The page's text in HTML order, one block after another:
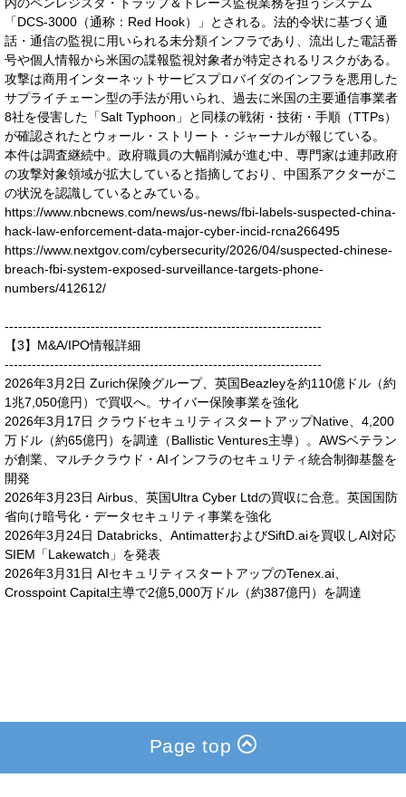
内のペンレジスタ・トラップ＆トレース監視業務を担うシステム
「DCS-3000（通称：Red Hook）」とされる。法的令状に基づく通
話・通信の監視に用いられる未分類インフラであり、流出した電話番
号や個人情報から米国の諜報監視対象者が特定されるリスクがある。
攻撃は商用インターネットサービスプロバイダのインフラを悪用した
サプライチェーン型の手法が用いられ、過去に米国の主要通信事業者
8社を侵害した「Salt Typhoon」と同様の戦術・技術・手順（TTPs）
が確認されたとウォール・ストリート・ジャーナルが報じている。
本件は調査継続中。政府職員の大幅削減が進む中、専門家は連邦政府
の攻撃対象領域が拡大していると指摘しており、中国系アクターがこ
の状況を認識しているとみている。
https://www.nbcnews.com/news/us-news/fbi-labels-suspected-china-
hack-law-enforcement-data-major-cyber-incid-rcna266495
https://www.nextgov.com/cybersecurity/2026/04/suspected-chinese-
breach-fbi-system-exposed-surveillance-targets-phone-
numbers/412612/
----------------------------------------------------------------------
【3】M&A/IPO情報詳細
----------------------------------------------------------------------
2026年3月2日 Zurich保険グループ、英国Beazleyを約110億ドル（約
1兆7,050億円）で買収へ。サイバー保険事業を強化
2026年3月17日 クラウドセキュリティスタートアップNative、4,200
万ドル（約65億円）を調達（Ballistic Ventures主導）。AWSベテラン
が創業、マルチクラウド・AIインフラのセキュリティ統合制御基盤を
開発
2026年3月23日 Airbus、英国Ultra Cyber Ltdの買収に合意。英国国防
省向け暗号化・データセキュリティ事業を強化
2026年3月24日 Databricks、AntimatterおよびSiftD.aiを買収しAI対応
SIEM「Lakewatch」を発表
2026年3月31日 AIセキュリティスタートアップのTenex.ai、
Crosspoint Capital主導で2億5,000万ドル（約387億円）を調達
Page top